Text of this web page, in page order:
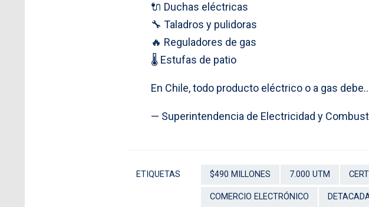
🔌 Duchas eléctricas
🔧 Taladros y pulidoras
🔥 Reguladores de gas
🌡️ Estufas de patio
En Chile, todo producto eléctrico o a gas
— Superintendencia de Electricidad y
ETIQUETAS $490 MILLONES 7.000 UTM
COMERCIO ELECTRÓNICO